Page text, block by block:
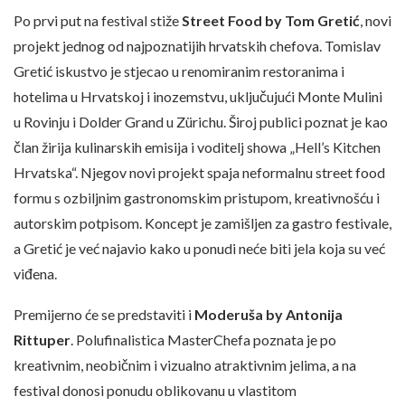
Po prvi put na festival stižeStreet Food by Tom Gretić, novi
projekt jednog od najpoznatijih hrvatskih chefova. Tomislav
Gretić iskustvo je stjecao u renomiranim restoranima i
hotelima u Hrvatskoj i inozemstvu, uključujući Monte Mulini
u Rovinju i Dolder Grand u Zürichu. Široj publici poznat je kao
član žirija kulinarskih emisija i voditelj showa „Hell’s Kitchen
Hrvatska“. Njegov novi projekt spaja neformalnu street food
formu s ozbiljnim gastronomskim pristupom, kreativnošću i
autorskim potpisom. Koncept je zamišljen za gastro festivale,
a Gretić je već najavio kako u ponudi neće biti jela koja su već
viđena.
Premijerno će se predstaviti i Moderuša by Antonija
Rittuper. Polufinalistica MasterChefa poznata je po
kreativnim, neobičnim i vizualno atraktivnim jelima, a na
festival donosi ponudu oblikovanu u vlastitom